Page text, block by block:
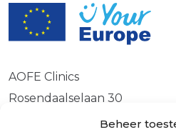
Beheer
AOFE Clinics
Rosendaalselaan 30